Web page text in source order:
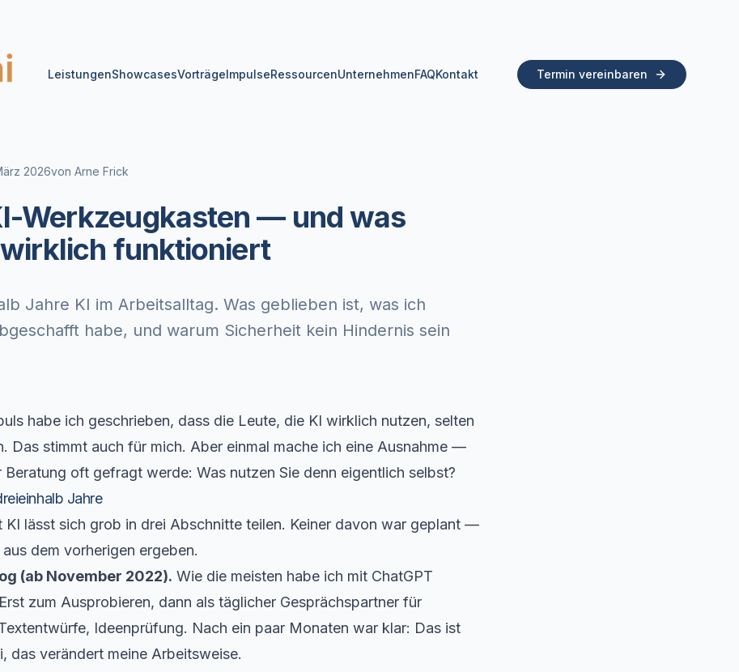
LeistungenShowcasesVorträgeImpulseRessourcenUnternehmenFAQKontakt Termin vereinbaren
2026von Arne Frick
Werkzeugkasten — und was
funktioniert
Jahre KI im Arbeitsalltag. Was geblieben ist, was ich
habe, und warum Sicherheit kein Hindernis sein
habe ich geschrieben, dass die Leute, die KI wirklich nutzen, selten
Das stimmt auch für mich. Aber einmal mache ich eine Ausnahme —
Beratung oft gefragt werde: Was nutzen Sie denn eigentlich selbst?
Jahre
KI lässt sich grob in drei Abschnitte teilen. Keiner davon war geplant —
dem vorherigen ergeben.
(ab November 2022). Wie die meisten habe ich mit ChatGPT
zum Ausprobieren, dann als täglicher Gesprächspartner für
Ideenprüfung. Nach ein paar Monaten war klar: Das ist
das verändert meine Arbeitsweise.